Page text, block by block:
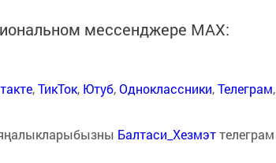
мессенджере MАХ:
,ТикТок, Ютуб,Одноклассники,Телеграм,
Балтаси_Хезмэттелеграм